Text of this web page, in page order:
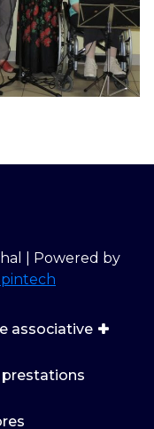
| Powered by
associative
prestations